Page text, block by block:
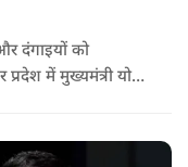
दंगाइयों को
में मुख्यमंत्री योगी
सुरक्षा से खिलवाड़